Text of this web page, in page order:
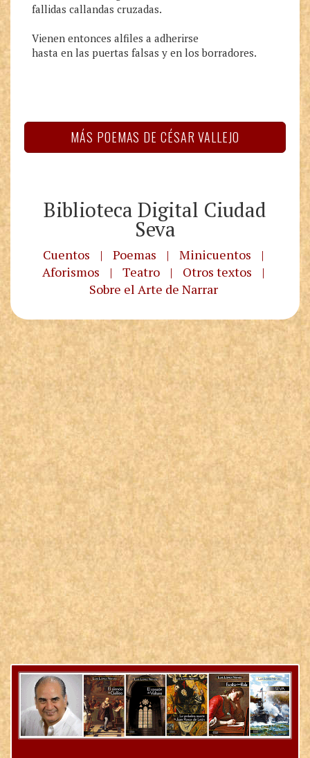
fallidas callandas cruzadas.
Vienen entonces alfiles a adherirse
hasta en las puertas falsas y en los borradores.
MÁS POEMAS DE CÉSAR VALLEJO
Biblioteca Digital Ciudad
Seva
Cuentos | Poemas | Minicuentos
|
Aforismos
| Teatro | Otros textos
|
Sobre el Arte de Narrar